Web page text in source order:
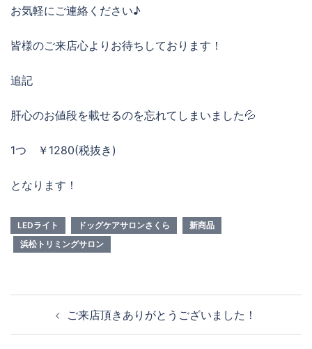
お気軽にご連絡ください♪
皆様のご来店心よりお待ちしております！
追記
肝心のお値段を載せるのを忘れてしまいました💦
1つ ￥1280(税抜き)
となります！
LEDライト ドッグケアサロンさくら
新商品
浜松トリミングサロン
ご来店頂きありがとうございました！